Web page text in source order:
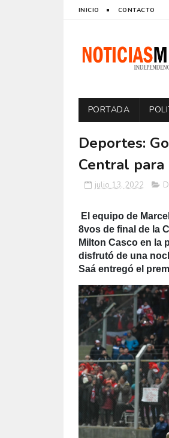
INICIO CONTACTO
PORTADA
Deportes:
Central para
julio 13, 2022
El equipo de
8vos de final de la
Milton Casco en la
disfrutó de una
Saá entregó el